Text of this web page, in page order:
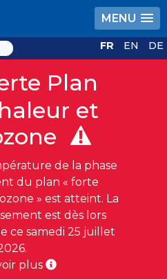
MENU
FR EN DE
Plan
et
de la phase
du plan « forte
» est atteint. La
est dès lors
ce samedi 25 juillet
plus